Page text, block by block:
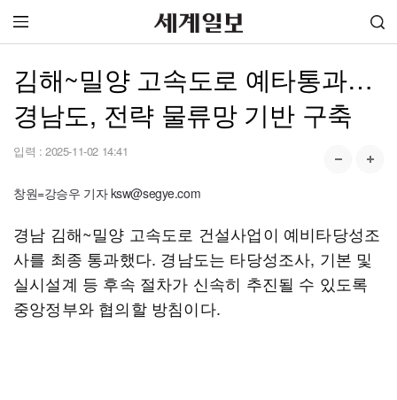
김해~밀양 고속도로 예타통과…
경남도, 전략 물류망 기반 구축
입력 : 2025-11-02 14:41
창원=강승우 기자 ksw@segye.com
경남 김해~밀양 고속도로 건설사업이 예비타당성조
사를 최종 통과했다. 경남도는 타당성조사, 기본 및
실시설계 등 후속 절차가 신속히 추진될 수 있도록
중앙정부와 협의할 방침이다.